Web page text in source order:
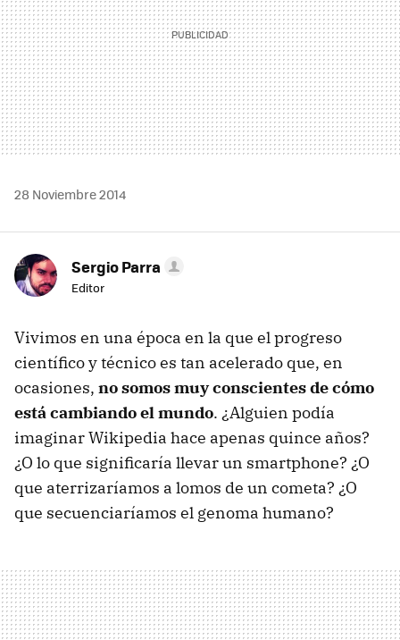
28 Noviembre 2014
Sergio Parra
Editor
Vivimos en una época en la que el progreso
científico y técnico es tan acelerado que, en
ocasiones, no somos muy conscientes de cómo
está cambiando el mundo. ¿Alguien podía
imaginar Wikipedia hace apenas quince años?
¿O lo que significaría llevar un smartphone? ¿O
que aterrizaríamos a lomos de un cometa? ¿O
que secuenciaríamos el genoma humano?